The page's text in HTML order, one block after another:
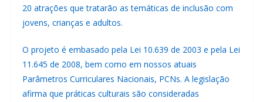
20 atrações que tratarão as temáticas de inclusão com
jovens, crianças e adultos.
O projeto é embasado pela Lei 10.639 de 2003 e pela Lei
11.645 de 2008, bem como em nossos atuais
Parâmetros Curriculares Nacionais, PCNs. A legislação
afirma que práticas culturais são consideradas